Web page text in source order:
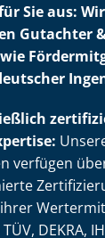
Sie aus:
Gutachter
verfügen
DEKRA,